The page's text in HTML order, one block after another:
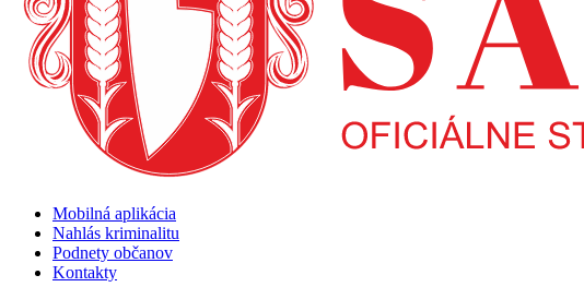
Mobilná aplikácia
Nahlás kriminalitu
Podnety občanov
Kontakty